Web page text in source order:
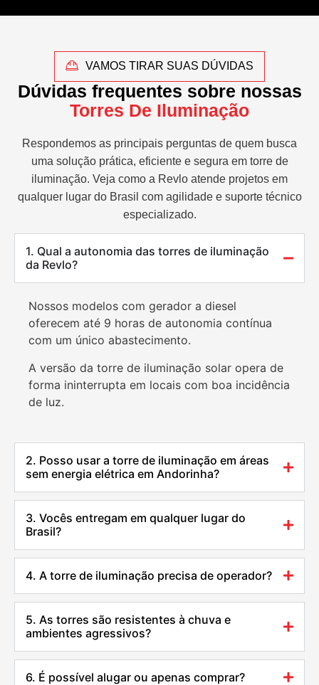
VAMOS TIRAR SUAS DÚVIDAS
Dúvidas frequentes sobre nossas
Torres De Iluminação
Respondemos as principais perguntas de quem busca
uma solução prática, eficiente e segura em torre de
iluminação. Veja como a Revlo atende projetos em
qualquer lugar do Brasil com agilidade e suporte técnico
especializado.
1. Qual a autonomia das torres de iluminação
da Revlo?
Nossos modelos com gerador a diesel
oferecem até 9 horas de autonomia contínua
com um único abastecimento.
A versão da torre de iluminação solar opera de
forma ininterrupta em locais com boa incidência
de luz.
2. Posso usar a torre de iluminação em áreas
sem energia elétrica em Andorinha?
3. Vocês entregam em qualquer lugar do
Brasil?
4. A torre de iluminação precisa de operador?
5. As torres são resistentes à chuva e
ambientes agressivos?
6. É possível alugar ou apenas comprar?